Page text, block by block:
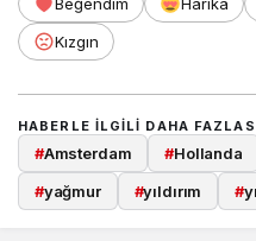
Kızgın
HABERLE ILGILI DAHA
#Amsterdam #Hollanda
#yağmur #yıldırım #